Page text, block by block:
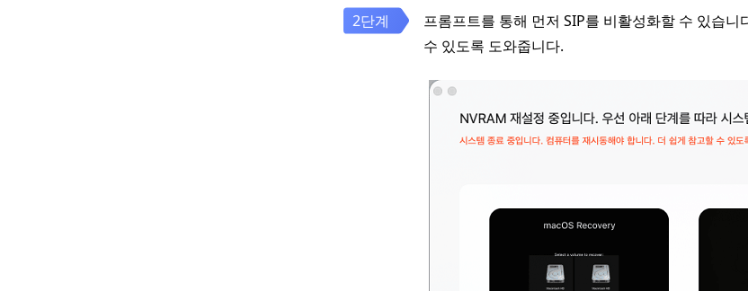
프롬프트를 통해 먼저 SIP를 비활성화할 수 있습
수 있도록 도와줍니다.